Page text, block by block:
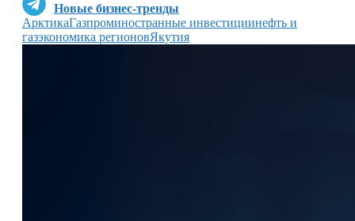
Новые бизнес-тренды
АрктикаГазпроминостранные инвестициинефть и
газэкономика регионовЯкутия